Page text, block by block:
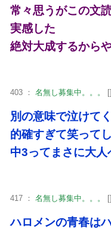
常々思うがこの文
実感した
絶対大成するから
403 ： 名無し募集中。。。
別の意味で泣けて
的確すぎて笑って
中3ってまさに大
417 ： 名無し募集中。。。
ハロメンの青春は